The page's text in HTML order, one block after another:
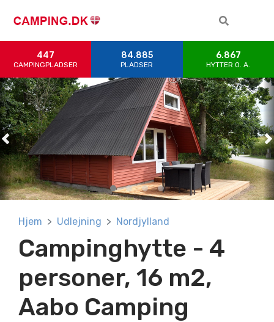
447
CAMPINGPLADSER
84.885
PLADSER
6.867
HYTTER 0. A.
Previous
Previous
Previous
Previous
Hjem Udlejning Nordjylland
Campinghytte - 4
personer, 16 m2,
Aabo Camping